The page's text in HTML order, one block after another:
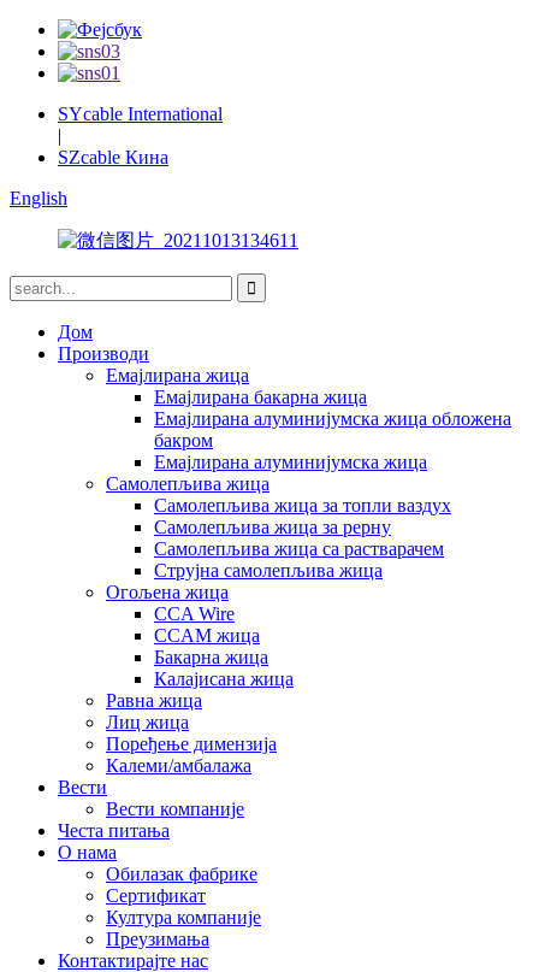
SYcable International
|
SZcable Кина
English
Дом
Производи
Емајлирана жица
Емајлирана бакарна жица
Емајлирана алуминијумска жица обложена
бакром
Емајлирана алуминијумска жица
Самолепљива жица
Самолепљива жица за топли ваздух
Самолепљива жица за рерну
Самолепљива жица са растварачем
Струјна самолепљива жица
Огољена жица
CCA Wire
CCAM жица
Бакарна жица
Калајисана жица
Равна жица
Лиц жица
Поређење димензија
Калеми/амбалажа
Вести
Вести компаније
Честа питања
О нама
Обилазак фабрике
Сертификат
Култура компаније
Преузимања
Контактирајте нас